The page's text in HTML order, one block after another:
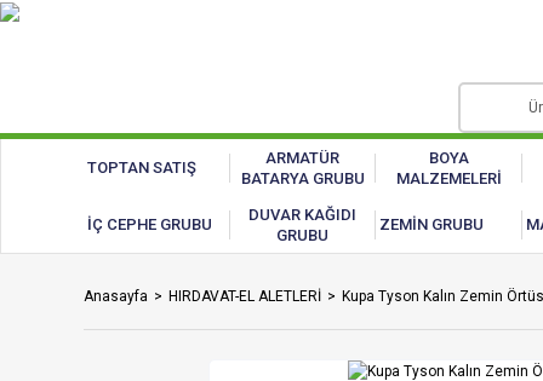
TOPTAN SATIŞ
ARMATÜR
BATARYA GRUBU
BOYA
MALZEMELERİ
İÇ CEPHE GRUBU
DUVAR KAĞIDI
GRUBU
ZEMİN GRUBU
Anasayfa HIRDAVAT-EL ALETLERİ Kupa Tyson Kalın Zemin